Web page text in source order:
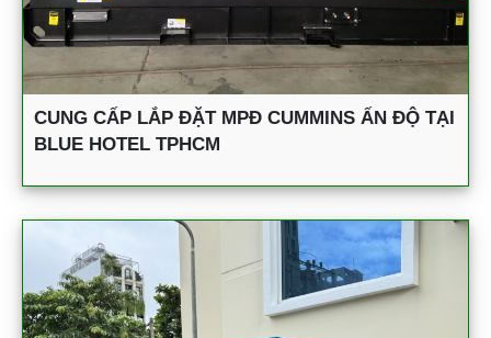
CUNG CẤP LẮP ĐẶT MPĐ CUMMINS ẤN ĐỘ TẠI
BLUE HOTEL TPHCM